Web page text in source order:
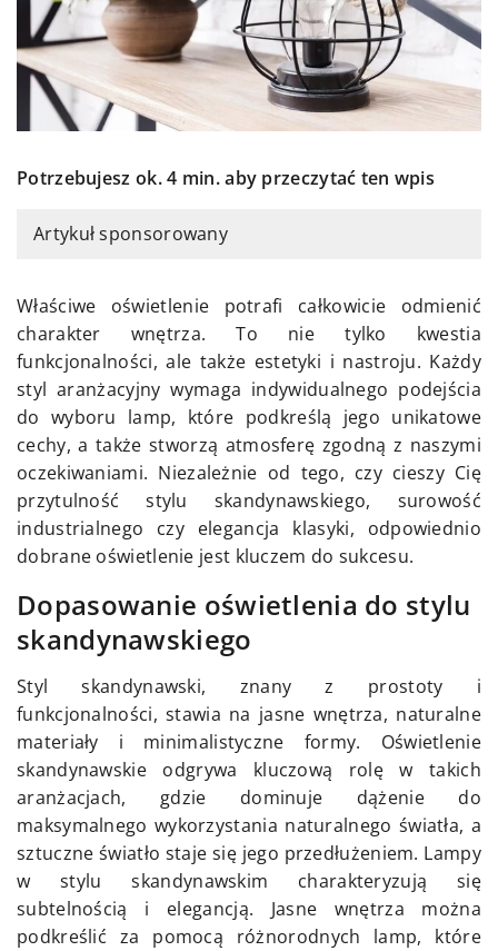
Potrzebujesz ok. 4 min. aby przeczytać ten wpis
Artykuł sponsorowany
Właściwe oświetlenie potrafi całkowicie odmienić
charakter wnętrza. To nie tylko kwestia
funkcjonalności, ale także estetyki i nastroju. Każdy
styl aranżacyjny wymaga indywidualnego podejścia
do wyboru lamp, które podkreślą jego unikatowe
cechy, a także stworzą atmosferę zgodną z naszymi
oczekiwaniami. Niezależnie od tego, czy cieszy Cię
przytulność stylu skandynawskiego, surowość
industrialnego czy elegancja klasyki, odpowiednio
dobrane oświetlenie jest kluczem do sukcesu.
Dopasowanie oświetlenia do stylu
skandynawskiego
Styl skandynawski, znany z prostoty i
funkcjonalności, stawia na jasne wnętrza, naturalne
materiały i minimalistyczne formy. Oświetlenie
skandynawskie odgrywa kluczową rolę w takich
aranżacjach, gdzie dominuje dążenie do
maksymalnego wykorzystania naturalnego światła, a
sztuczne światło staje się jego przedłużeniem. Lampy
w stylu skandynawskim charakteryzują się
subtelnością i elegancją. Jasne wnętrza można
podkreślić za pomocą różnorodnych lamp, które